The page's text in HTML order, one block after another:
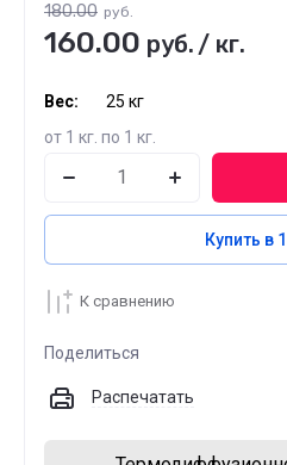
180.00 руб.
160.00 руб. / кг.
Вес:
25 кг
от 1 кг. по 1 кг.
Купить в
К сравнению
Поделиться
Распечатать